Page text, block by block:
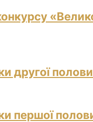
другої
першої